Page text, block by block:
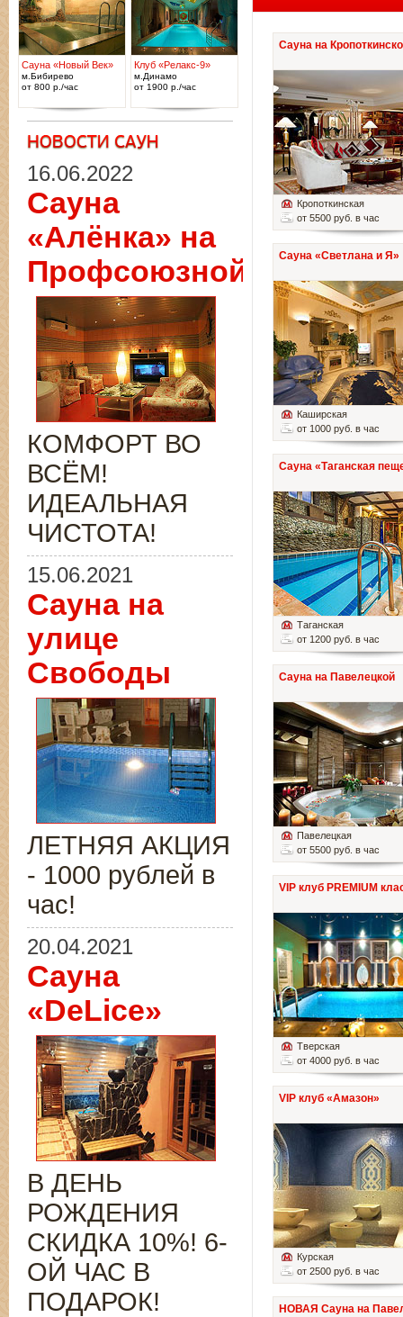
Сауна на
Кропоткинская
от 5500 руб. в час
Сауна «Светлана и Я»
Каширская
от 1000 руб. в час
Сауна «Таганская
Таганская
от 1200 руб. в час
Сауна на Павелецкой
Павелецкая
от 5500 руб. в час
VIP клуб PREMIUM
Тверская
от 4000 руб. в час
VIP клуб «Амазон»
Курская
от 2500 руб. в час
НОВАЯ Сауна на
Сауна «Новый Век»
м.Бибирево
от 800 р./час
Клуб «Релакс-9»
м.Динамо
от 1900 р./час
16.06.2022
Сауна
«Алёнка» на
Профсоюзной
КОМФОРТ ВО
ВСЁМ!
ИДЕАЛЬНАЯ
ЧИСТОТА!
15.06.2021
Сауна на
улице
Свободы
ЛЕТНЯЯ АКЦИЯ
- 1000 рублей в
час!
20.04.2021
Сауна
«DeLice»
В ДЕНЬ
РОЖДЕНИЯ
СКИДКА 10%! 6-
ОЙ ЧАС В
ПОДАРОК!